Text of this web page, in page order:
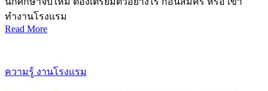
ทำงานโรงแรม
Read More
ความรู้ งานโรงแรม